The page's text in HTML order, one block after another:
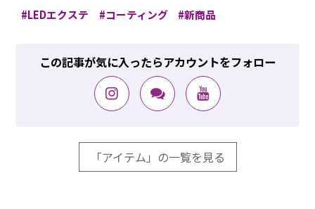
LEDエクステ
コーティング 新商品
この記事が気に入ったらアカウントをフォロー
「アイテム」の一覧を見る